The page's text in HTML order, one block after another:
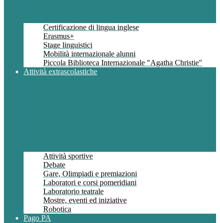
Certificazione di lingua inglese
Erasmus+
Stage linguistici
Mobilità internazionale alunni
Piccola Biblioteca Internazionale "Agatha Christie"
Attività extrascolastiche
Attività sportive
Debate
Gare, Olimpiadi e premiazioni
Laboratori e corsi pomeridiani
Laboratorio teatrale
Mostre, eventi ed iniziative
Robotica
Pago PA